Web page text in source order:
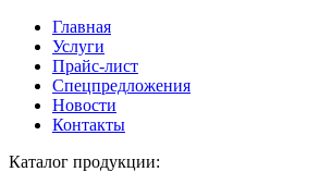
Главная
Услуги
Прайс-лист
Спецпредложения
Новости
Контакты
Каталог продукции: